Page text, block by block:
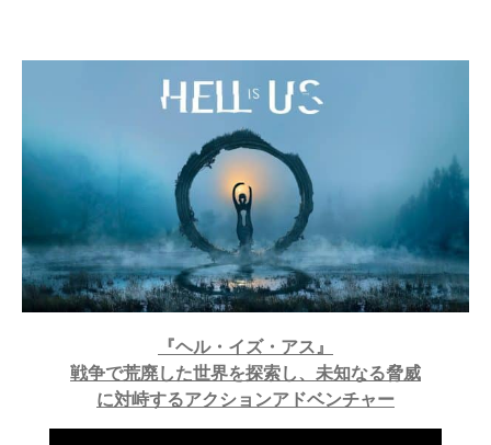
『ヘル・イズ・アス』
戦争で荒廃した世界を探索し、未知なる脅威
に対峙するアクションアドベンチャー